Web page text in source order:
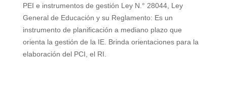
PEI e instrumentos de gestión Ley N.° 28044, Ley
General de Educación y su Reglamento: Es un
instrumento de planificación a mediano plazo que
orienta la gestión de la IE. Brinda orientaciones para la
elaboración del PCI, el RI.